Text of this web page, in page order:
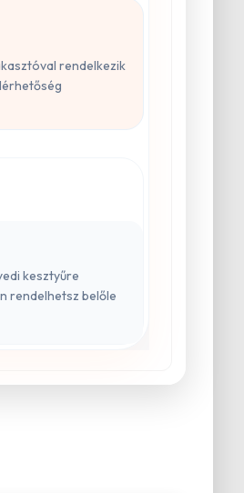
rendelkezik
kesztyűre
rendelhetsz belőle